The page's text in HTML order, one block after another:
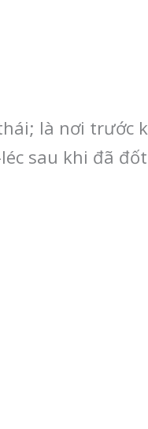
là nơi trước
sau khi đã đốt